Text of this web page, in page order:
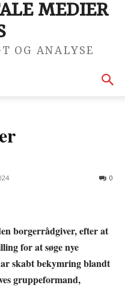
MEDIER
OG ANALYSE
0
borgerrådgiver, efter at
for at søge nye
skabt bekymring blandt
gruppeformand,